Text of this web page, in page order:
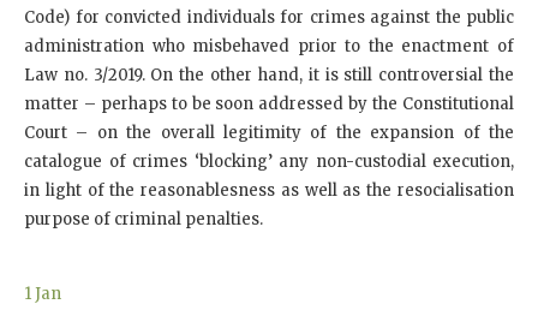
Code) for convicted individuals for crimes against the public
administration who misbehaved prior to the enactment of
Law no. 3/2019. On the other hand, it is still controversial the
matter – perhaps to be soon addressed by the Constitutional
Court – on the overall legitimity of the expansion of the
catalogue of crimes ‘blocking’ any non-custodial execution,
in light of the reasonablesness as well as the resocialisation
purpose of criminal penalties.
1Jan